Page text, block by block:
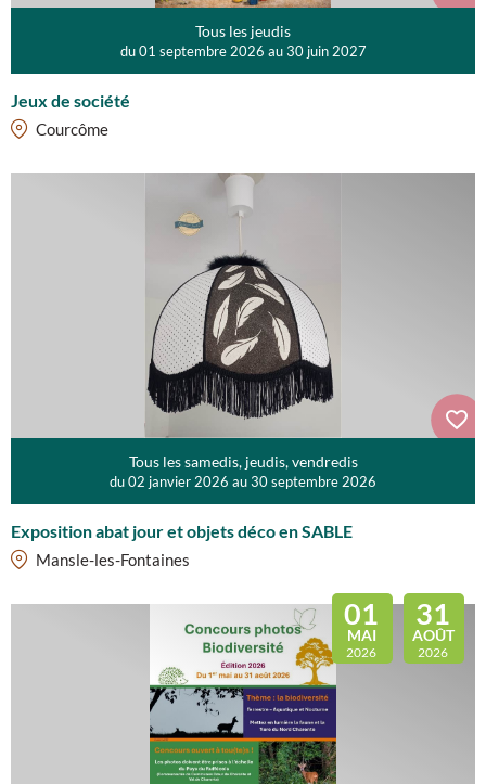
Tous les jeudis
du 01 septembre 2026 au 30 juin 2027
Jeux de société
Courcôme
Tous les samedis, jeudis, vendredis
du 02 janvier 2026 au 30 septembre 2026
Exposition abat jour et objets déco en SABLE
Mansle-les-Fontaines
01
MAI
2026
31
AOÛT
2026